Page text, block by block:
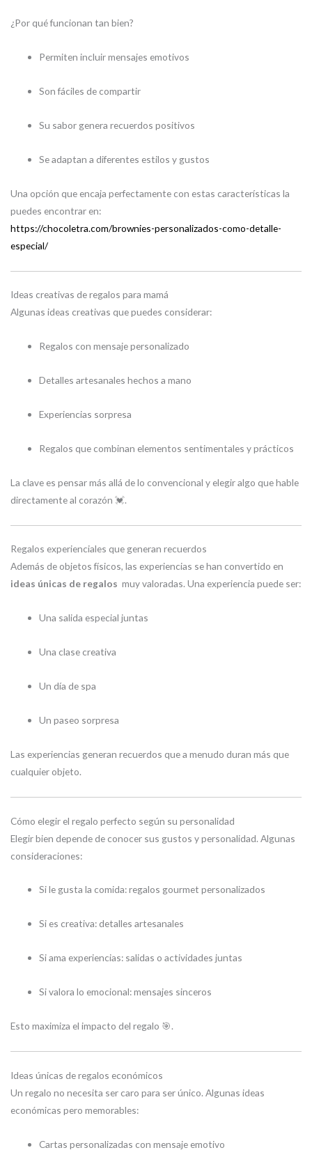
¿Por qué funcionan tan bien?
Permiten incluir mensajes emotivos
Son fáciles de compartir
Su sabor genera recuerdos positivos
Se adaptan a diferentes estilos y gustos
Una opción que encaja perfectamente con estas características la
puedes encontrar en:
https://chocoletra.com/brownies-personalizados-como-detalle-
especial/
Ideas creativas de regalos para mamá
Algunas ideas creativas que puedes considerar:
Regalos con mensaje personalizado
Detalles artesanales hechos a mano
Experiencias sorpresa
Regalos que combinan elementos sentimentales y prácticos
La clave es pensar más allá de lo convencional y elegir algo que hable
directamente al corazón 💓.
Regalos experienciales que generan recuerdos
Además de objetos físicos, las experiencias se han convertido en
ideas únicas de regalos muy valoradas. Una experiencia puede ser:
Una salida especial juntas
Una clase creativa
Un día de spa
Un paseo sorpresa
Las experiencias generan recuerdos que a menudo duran más que
cualquier objeto.
Cómo elegir el regalo perfecto según su personalidad
Elegir bien depende de conocer sus gustos y personalidad. Algunas
consideraciones:
Si le gusta la comida: regalos gourmet personalizados
Si es creativa: detalles artesanales
Si ama experiencias: salidas o actividades juntas
Si valora lo emocional: mensajes sinceros
Esto maximiza el impacto del regalo 🎯.
Ideas únicas de regalos económicos
Un regalo no necesita ser caro para ser único. Algunas ideas
económicas pero memorables:
Cartas personalizadas con mensaje emotivo